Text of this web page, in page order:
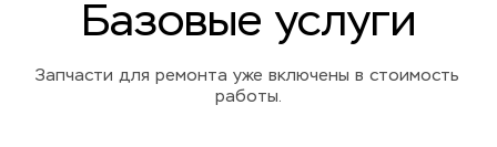
Базовые услуги
Запчасти для ремонта уже включены в стоимость
работы.